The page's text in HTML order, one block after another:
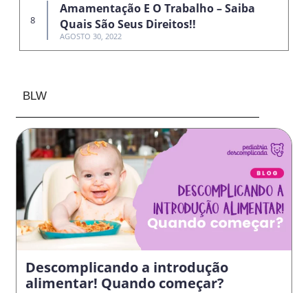
Amamentação E O Trabalho – Saiba
Quais São Seus Direitos!!
AGOSTO 30, 2022
BLW
Descomplicando a introdução
alimentar! Quando começar?